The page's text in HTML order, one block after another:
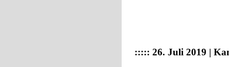
::::: 26. Juli 2019 |